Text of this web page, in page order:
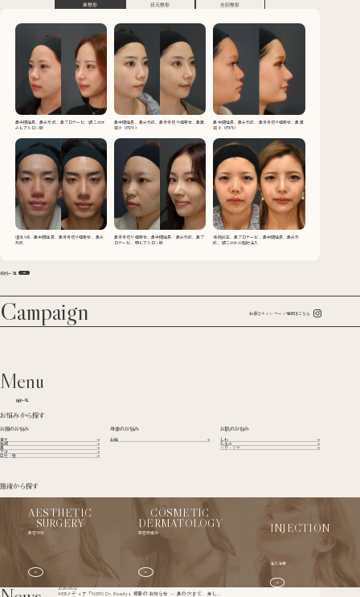
鼻整形 目元整形 全顔整形
鼻中隔延長、鼻尖形成、鼻プロテーゼ、額こめか
みヒアルロン酸
鼻中隔延長、鼻尖形成、鼻骨骨切り幅寄せ、鼻翼
縮小（内外）
鼻中隔延長、鼻尖形成、鼻骨骨切り幅寄せ、鼻翼
縮小（内外）
埋没4点、鼻中隔延長、鼻骨骨切り幅寄せ、鼻尖
形成
鼻骨骨切り幅寄せ、鼻中隔延長、鼻尖形成、鼻プ
ロテーゼ、顎ヒアルロン酸
他院修正、鼻プロテーゼ、鼻中隔延長、鼻尖形
成、額こめかみ脂肪注入
症例一覧
Campaign お得なキャンペーン情報はこちら
Menu
施術一覧
お悩みから探す
お顔のお悩み
目元
輪郭
鼻
アゴ
口元・唇
身体のお悩み
お胸
お肌のお悩み
しわ
たるみ
ハリ・ツヤ
施術から探す
AESTHETIC
SURGERY
美容外科
COSMETIC
DERMATOLOGY
美容皮膚科 INJECTION
注入治療
2026.06.02